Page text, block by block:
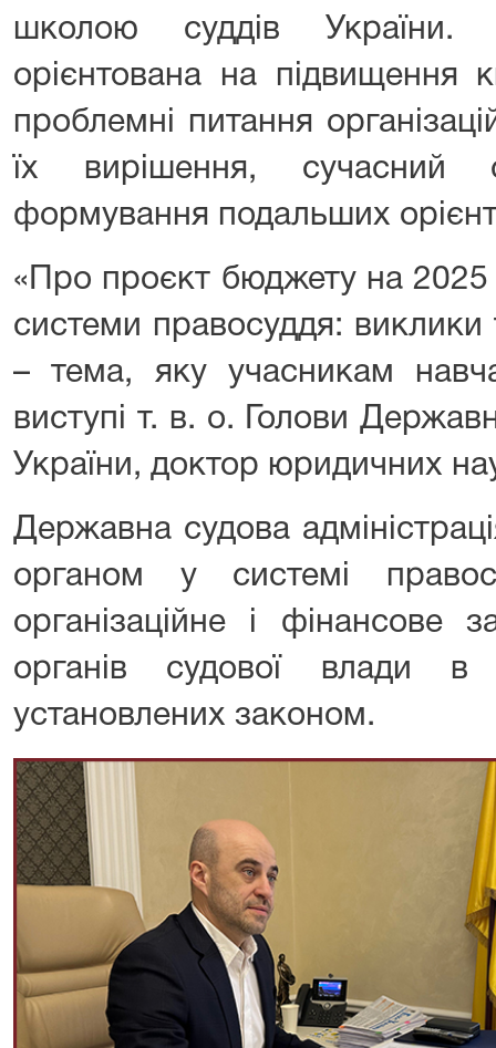
школою суддів України.
орієнтована на підвищення
проблемні питання
їх вирішення, сучасний
формування подальших
«Про проєкт бюджету на 2025
системи правосуддя: виклики
– тема, яку учасникам
виступі т. в. о. Голови
України, доктор юридичних
Державна судова
органом у системі
організаційне і фінансове
органів судової влади
установлених законом.